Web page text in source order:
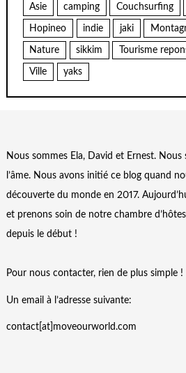
Asie camping Couchsurfing
Hopineo indie jaki
Nature sikkim Tourisme
Ville yaks
Nous sommes Ela, David et Ernest. Nous
l’âme. Nous avons initié ce blog quand
découverte du monde en 2017.
et prenons soin de notre chambre
depuis le début !
Pour nous contacter, rien de plus simple !
Un email à l’adresse suivante:
contact[at]moveourworld.com